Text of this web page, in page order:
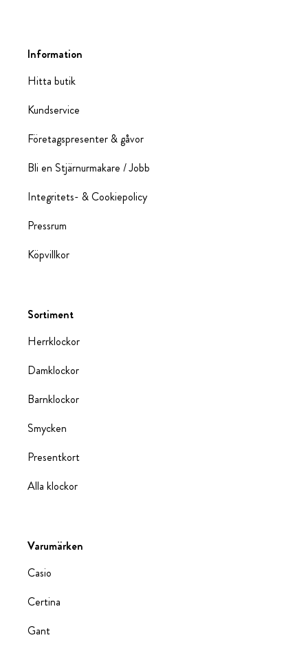
Information
Hitta butik
Kundservice
Företagspresenter & gåvor
Bli en Stjärnurmakare / Jobb
Integritets- & Cookiepolicy
Pressrum
Köpvillkor
Sortiment
Herrklockor
Damklockor
Barnklockor
Smycken
Presentkort
Alla klockor
Varumärken
Casio
Certina
Gant